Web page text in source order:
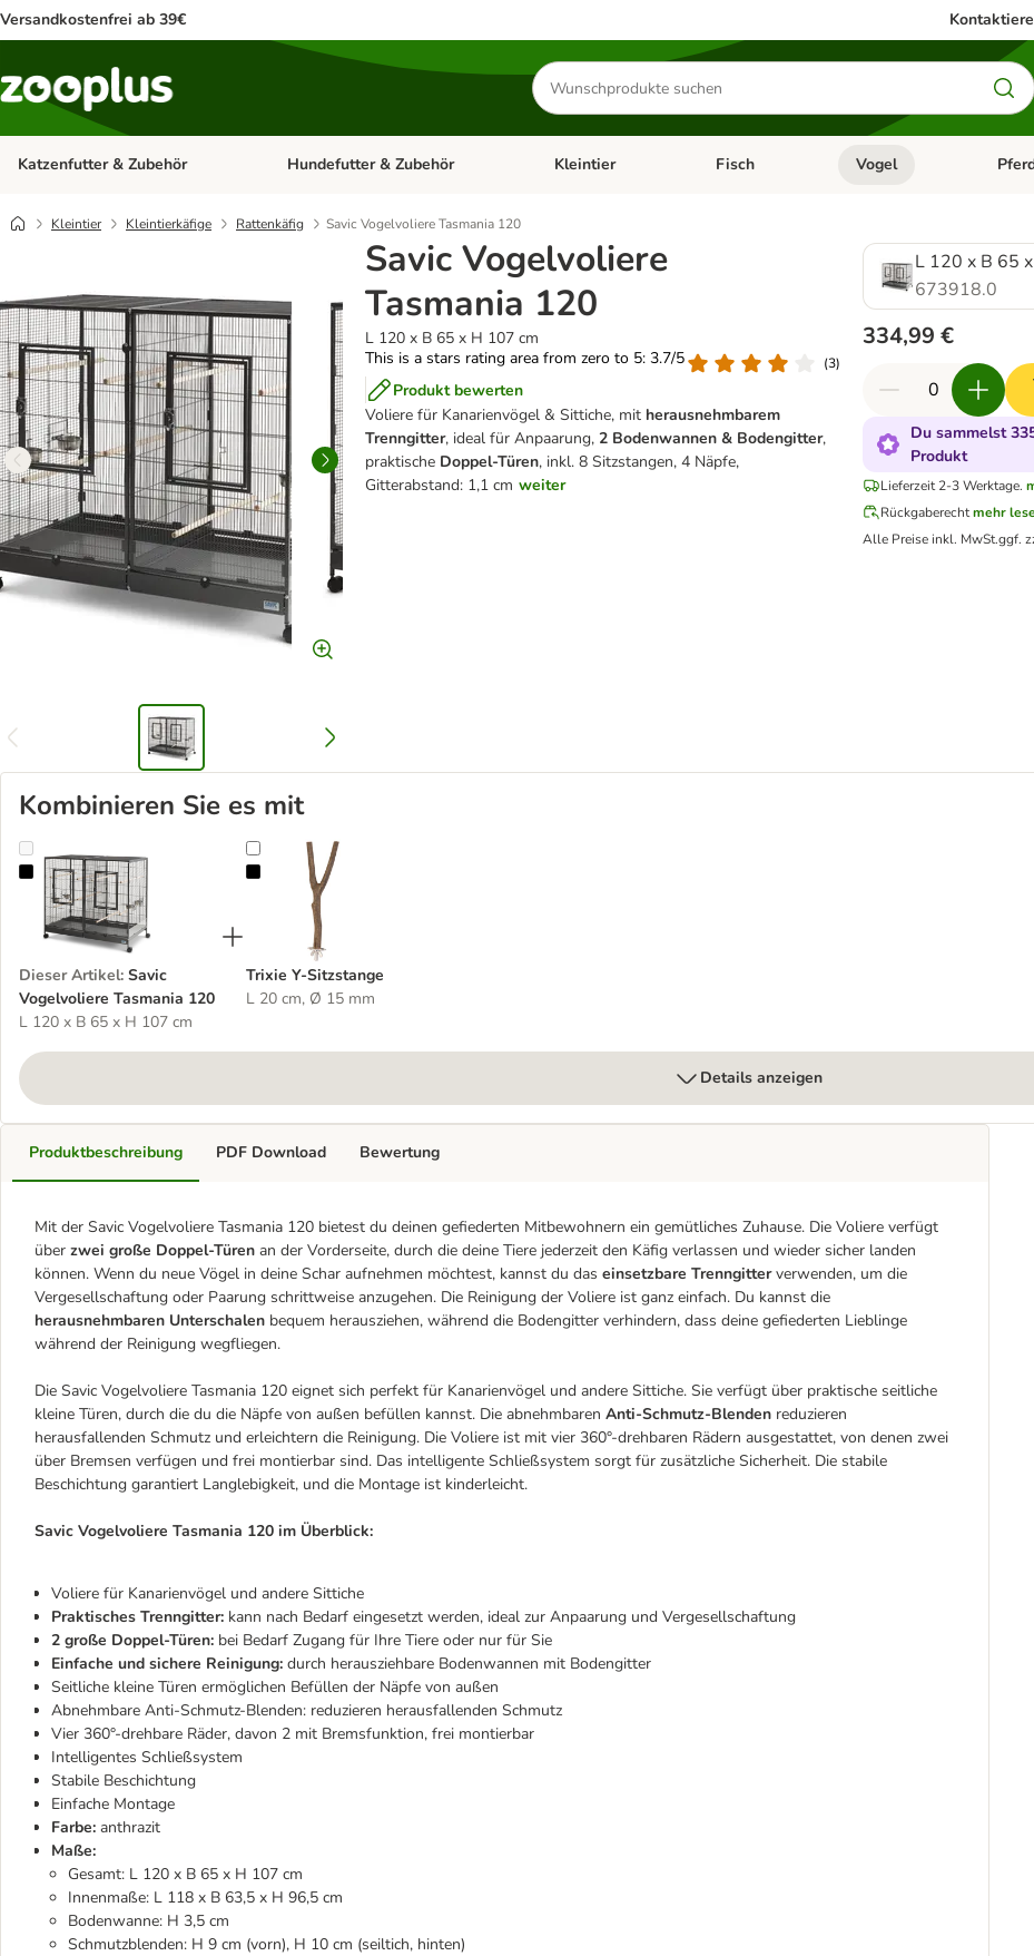
Versandkostenfrei ab 39€
Produkte
suchen
Katzenfutter & Zubehör Kategorie-Menü öffnen: Katzenfutter & Zubehör
Hundefutter & Zubehör Kategorie-Menü öffnen: Hundefutter & Zubehör
Kleintier Kategorie-Menü öffnen: Kleintier
Fisch Kategorie-Menü öffnen:
Vogel
Kleintier Kleintierkäfige Rattenkäfig Savic Vogelvoliere Tasmania 120
Savic Vogelvoliere
Tasmania 120
L 120 x B 65 x H 107 cm
This is a stars rating area from zero to 5: 3.7/5
(3)
Produkt bewerten
Voliere für Kanarienvögel & Sittiche, mit herausnehmbarem
Trenngitter, ideal für Anpaarung,2 Bodenwannen & Bodengitter,
praktische Doppel-Türen, inkl. 8 Sitzstangen, 4 Näpfe,
Gitterabstand: 1,1 cm weiter
L 120 x B 65
673918.0
334,99 €
Du sammelst
Produkt
Lieferzeit 2-3 Werktage.
Rückgaberechtmehr
Alle Preise inkl. MwSt.ggf.
Kombinieren Sie es mit
Savic Vogelvoliere Tasmania 120
Dieser Artikel: Savic
Vogelvoliere Tasmania 120
L 120 x B 65 x H 107 cm
Trixie Y-Sitzstange
Trixie Y-Sitzstange
L 20 cm, Ø 15 mm
Details anzeigen
Produktbeschreibung
Mit der Savic Vogelvoliere Tasmania 120 bietest du deinen gefiederten Mitbewohnern ein gemütliches Zuhause. Die Voliere verfügt
über zwei große Doppel-Türen an der Vorderseite, durch die deine Tiere jederzeit den Käfig verlassen und wieder sicher landen
können. Wenn du neue Vögel in deine Schar aufnehmen möchtest, kannst du das einsetzbare Trenngitterverwenden, um die
Vergesellschaftung oder Paarung schrittweise anzugehen. Die Reinigung der Voliere ist ganz einfach. Du kannst die
herausnehmbaren Unterschalen bequem herausziehen, während die Bodengitter verhindern, dass deine gefiederten Lieblinge
während der Reinigung wegfliegen.
Die Savic Vogelvoliere Tasmania 120 eignet sich perfekt für Kanarienvögel und andere Sittiche. Sie verfügt über praktische seitliche
kleine Türen, durch die du die Näpfe von außen befüllen kannst. Die abnehmbaren Anti-Schmutz-Blenden reduzieren
herausfallenden Schmutz und erleichtern die Reinigung. Die Voliere ist mit vier 360°-drehbaren Rädern ausgestattet, von denen zwei
über Bremsen verfügen und frei montierbar sind. Das intelligente Schließsystem sorgt für zusätzliche Sicherheit. Die stabile
Beschichtung garantiert Langlebigkeit, und die Montage ist kinderleicht.
Savic Vogelvoliere Tasmania 120 im Überblick:
Voliere für Kanarienvögel und andere Sittiche
Praktisches Trenngitter: kann nach Bedarf eingesetzt werden, ideal zur Anpaarung und Vergesellschaftung
2 große Doppel-Türen: bei Bedarf Zugang für Ihre Tiere oder nur für Sie
Einfache und sichere Reinigung: durch herausziehbare Bodenwannen mit Bodengitter
Seitliche kleine Türen ermöglichen Befüllen der Näpfe von außen
Abnehmbare Anti-Schmutz-Blenden: reduzieren herausfallenden Schmutz
Vier 360°-drehbare Räder, davon 2 mit Bremsfunktion, frei montierbar
Intelligentes Schließsystem
Stabile Beschichtung
Einfache Montage
Farbe: anthrazit
Maße:
Gesamt: L 120 x B 65 x H 107 cm
Innenmaße: L 118 x B 63,5 x H 96,5 cm
Bodenwanne: H 3,5 cm
Schmutzblenden: H 9 cm (vorn), H 10 cm (seiltich, hinten)
PDF Download Bewertung